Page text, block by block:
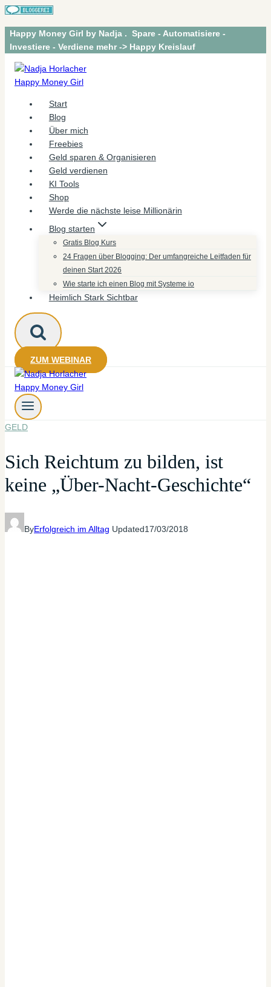
Zum
Inhalt
Happy Money Girl by Nadja . Spare - Automatisiere -
Investiere - Verdiene mehr -> Happy Kreislauf
Start
Blog
Über mich
Freebies
Geld sparen & Organisieren
Geld verdienen
KI Tools
Shop
Werde die nächste leise Millionärin
Blog starten
Gratis Blog Kurs
24 Fragen über Blogging: Der umfangreiche Leitfaden für
deinen Start 2026
Wie starte ich einen Blog mit Systeme io
Heimlich Stark Sichtbar
ZUM WEBINAR
GELD
Sich Reichtum zu bilden, ist
keine „Über-Nacht-Geschichte“
ByErfolgreich im Alltag Updated17/03/2018